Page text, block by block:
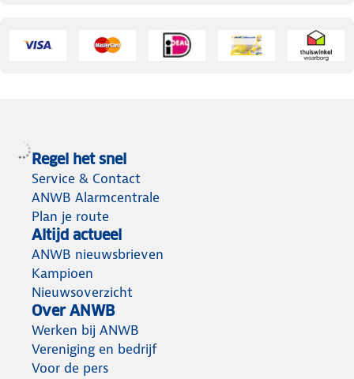
Regel het snel
Service & Contact
ANWB Alarmcentrale
Plan je route
Altijd actueel
ANWB nieuwsbrieven
Kampioen
Nieuwsoverzicht
Over ANWB
Werken bij ANWB
Vereniging en bedrijf
Voor de pers